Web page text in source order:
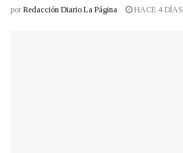
por Redacción Diario La Página HACE 4 DÍAS